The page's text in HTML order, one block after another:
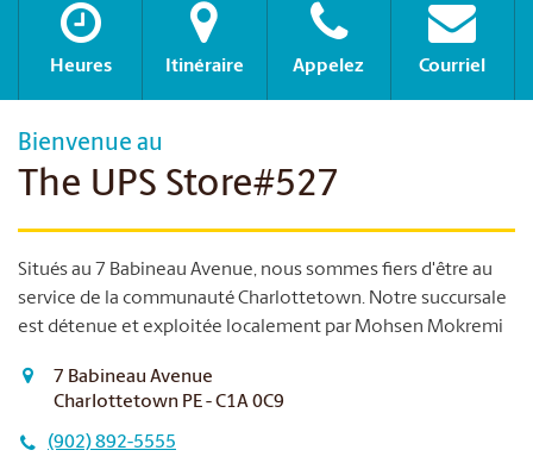
Heures Itinéraire Appelez Courriel
Bienvenue au
The UPS Store#527
Situés au 7 Babineau Avenue, nous sommes fiers d'être au
service de la communauté Charlottetown. Notre succursale
est détenue et exploitée localement par Mohsen Mokremi
7 Babineau Avenue
Charlottetown PE - C1A 0C9
(902) 892-5555